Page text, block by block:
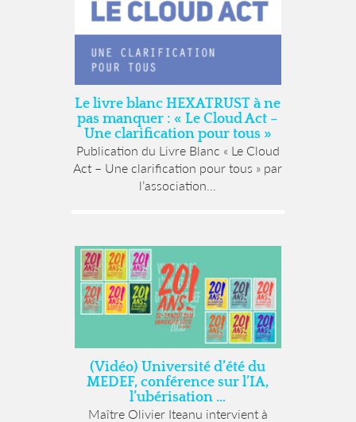
Le livre blanc HEXATRUST à ne
pas manquer : « Le Cloud Act –
Une clarification pour tous »
Publication du Livre Blanc « Le Cloud
Act – Une clarification pour tous » par
l’association...
(Vidéo) Université d’été du
MEDEF, conférence sur l’IA,
l’ubérisation …
Maître Olivier Iteanu intervient à